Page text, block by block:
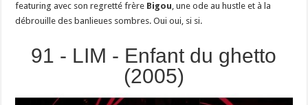
featuring avec son regretté frère Bigou, une ode au hustle et à la
débrouille des banlieues sombres. Oui oui, si si.
91 - LIM - Enfant du ghetto
(2005)